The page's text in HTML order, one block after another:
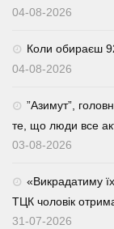
04-08-2026
Коли обираєш
04-08-2026
⁨”Азимут”,
те, що люди все
03-08-2026
«Викрадатиму
ТЦК чоловік
31-07-2026